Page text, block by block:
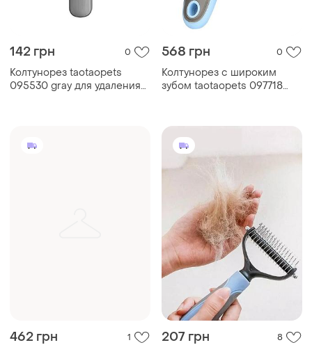
142 грн 0
Колтунорез taotaopets
095530 gray для удаления
568 грн 0
Колтунорез с широким
зубом taotaopets 097718
462 грн 1 207 грн 8